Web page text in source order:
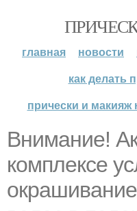
главная новости
как делать
прически и макияж
Внимание!
комплексе